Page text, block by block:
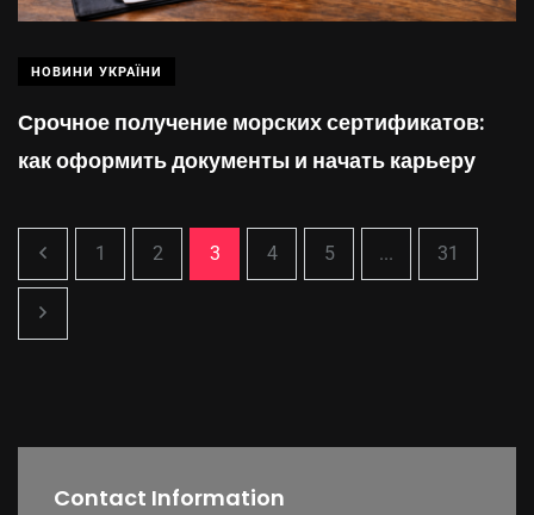
НОВИНИ УКРАЇНИ
Срочное получение морских сертификатов:
как оформить документы и начать карьеру
1 2 3 4 5 ... 31
Contact Information